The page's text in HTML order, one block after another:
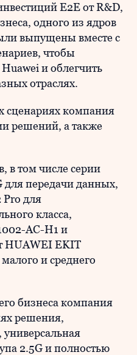
E2E от R&D,
одного из ядров
выпущены вместе с
чтобы
и облегчить
отраслях.
сценариях компания
решений, а также
в том числе серии
для передачи данных,
Pro для
класса,
AC-H1 и
HUAWEI EKIT
и среднего
бизнеса компания
решения,
2.5G и полностью